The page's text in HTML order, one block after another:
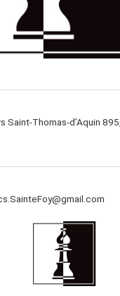
Saint-Thomas-d’Aquin